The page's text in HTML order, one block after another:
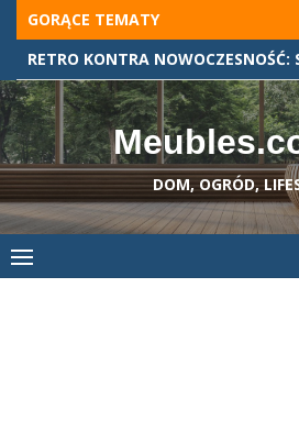
Skip
to
content
GORĄCE TEMATY
DOM, OGRÓD,